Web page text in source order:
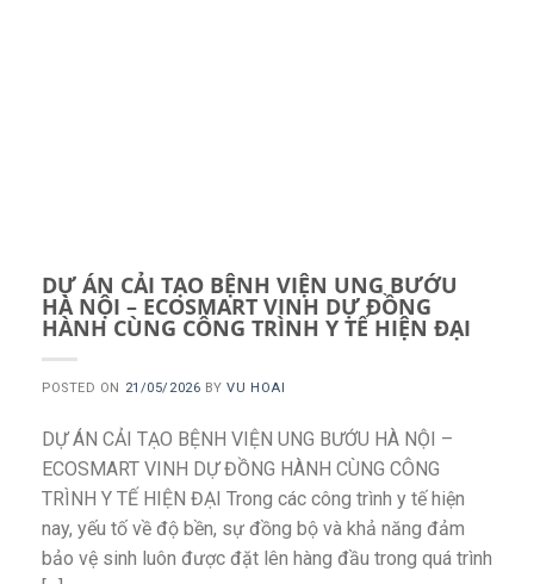
DỰ ÁN CẢI TẠO BỆNH VIỆN UNG BƯỚU
HÀ NỘI – ECOSMART VINH DỰ ĐỒNG
HÀNH CÙNG CÔNG TRÌNH Y TẾ HIỆN ĐẠI
POSTED ON 21/05/2026 BYVU HOAI
DỰ ÁN CẢI TẠO BỆNH VIỆN UNG BƯỚU HÀ NỘI –
ECOSMART VINH DỰ ĐỒNG HÀNH CÙNG CÔNG
TRÌNH Y TẾ HIỆN ĐẠI Trong các công trình y tế hiện
nay, yếu tố về độ bền, sự đồng bộ và khả năng đảm
bảo vệ sinh luôn được đặt lên hàng đầu trong quá trình